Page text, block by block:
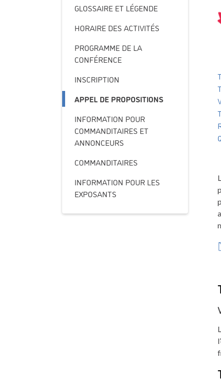
GLOSSAIRE ET LÉGENDE
HORAIRE DES ACTIVITÉS
PROGRAMME DE LA
CONFÉRENCE
INSCRIPTION
APPEL DE PROPOSITIONS
INFORMATION POUR
COMMANDITAIRES ET
ANNONCEURS
COMMANDITAIRES
INFORMATION POUR LES
EXPOSANTS